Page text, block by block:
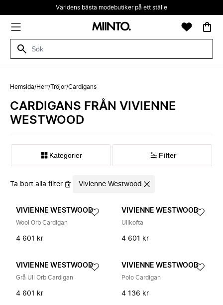
Världens bästa modebutiker på ett ställe
Hemsida/Herr/Tröjor/Cardigans
CARDIGANS FRÅN VIVIENNE
WESTWOOD
Kategorier Filter
Ta bort alla filter Vivienne Westwood
VIVIENNE WESTWOOD
Wool Orb Cardigan
4 601 kr
VIVIENNE WESTWOOD
Ullkofta
4 601 kr
VIVIENNE WESTWOOD
Grå Ull Orb Cardigan
4 601 kr
VIVIENNE WESTWOOD
Polo Cardigan
4 136 kr